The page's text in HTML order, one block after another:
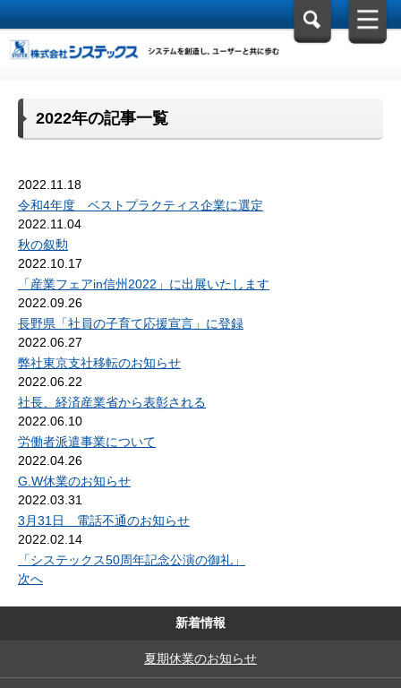
2022年の記事一覧
2022.11.18
令和4年度 ベストプラクティス企業に選定
2022.11.04
秋の叙勲
2022.10.17
「産業フェアin信州2022」に出展いたします
2022.09.26
長野県「社員の子育て応援宣言」に登録
2022.06.27
弊社東京支社移転のお知らせ
2022.06.22
社長、経済産業省から表彰される
2022.06.10
労働者派遣事業について
2022.04.26
G.W休業のお知らせ
2022.03.31
3月31日 電話不通のお知らせ
2022.02.14
「システックス50周年記念公演の御礼」
次へ
新着情報
夏期休業のお知らせ